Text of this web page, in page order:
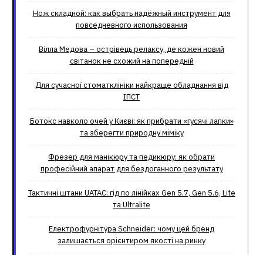
Нож складной: как выбрать надёжный инструмент для
повседневного использования
Вілла Медова – острівець релаксу, де кожен новий
світанок не схожий на попередній
Для сучасної стоматклініки найкраще обладнання від
ІПСТ
Ботокс навколо очей у Києві: як прибрати «гусячі лапки»
та зберегти природну міміку
Фрезер для манікюру та педикюру: як обрати
професійний апарат для бездоганного результату
Тактичні штани UATAC: гід по лінійках Gen 5.7, Gen 5.6, Lite
та Ultralite
Електрофурнітура Schneider: чому цей бренд
залишається орієнтиром якості на ринку